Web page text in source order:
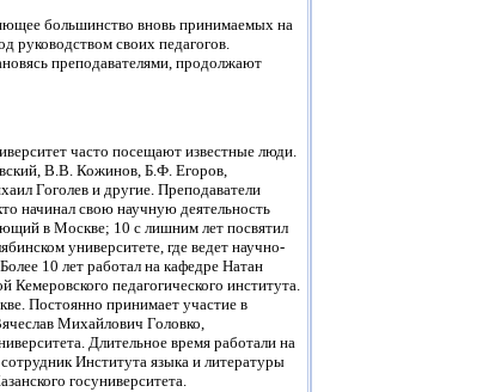
большинство вновь принимаемых на
руководством своих педагогов.
преподавателями, продолжают
часто посещают известные люди.
В.В. Кожинов, Б.Ф. Егоров,
Гоголев и другие. Преподаватели
начинал свою научную деятельность
в Москве; 10 с лишним лет посвятил
университете, где ведет научно-
10 лет работал на кафедре Натан
педагогического института.
Постоянно принимает участие в
Михайлович Головко,
Длительное время работали на
Института языка и литературы
госуниверситета.